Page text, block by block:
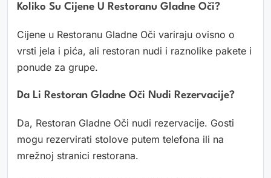
Koliko Su Cijene U Restoranu Gladne Oči?
Cijene u Restoranu Gladne Oči variraju ovisno o
vrsti jela i pića, ali restoran nudi i raznolike pakete i
ponude za grupe.
Da Li Restoran Gladne Oči Nudi Rezervacije?
Da, Restoran Gladne Oči nudi rezervacije. Gosti
mogu rezervirati stolove putem telefona ili na
mrežnoj stranici restorana.